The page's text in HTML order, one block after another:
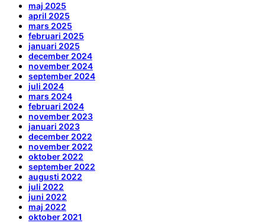
maj 2025
april 2025
mars 2025
februari 2025
januari 2025
december 2024
november 2024
september 2024
juli 2024
mars 2024
februari 2024
november 2023
januari 2023
december 2022
november 2022
oktober 2022
september 2022
augusti 2022
juli 2022
juni 2022
maj 2022
oktober 2021